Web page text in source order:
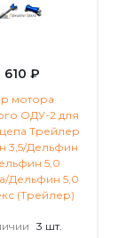
610 ₽
мотора
ОДУ-2 для
Трейлер
3,5/Дельфин
5,0
Дельфин 5,0
(Трейлер)
3 шт.